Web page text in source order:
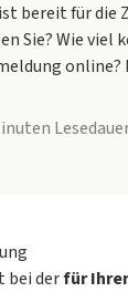
bereit für die
Sie? Wie viel
online?
bei derfür